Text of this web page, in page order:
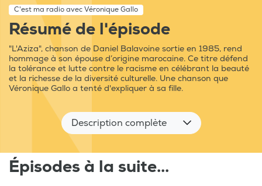
C'est ma radio avec Véronique Gallo
Résumé de l'épisode
"L'Aziza", chanson de Daniel Balavoine sortie en 1985, rend
hommage à son épouse d’origine marocaine. Ce titre défend
la tolérance et lutte contre le racisme en célébrant la beauté
et la richesse de la diversité culturelle. Une chanson que
Véronique Gallo a tenté d'expliquer à sa fille.
Description complète
Épisodes à la suite...